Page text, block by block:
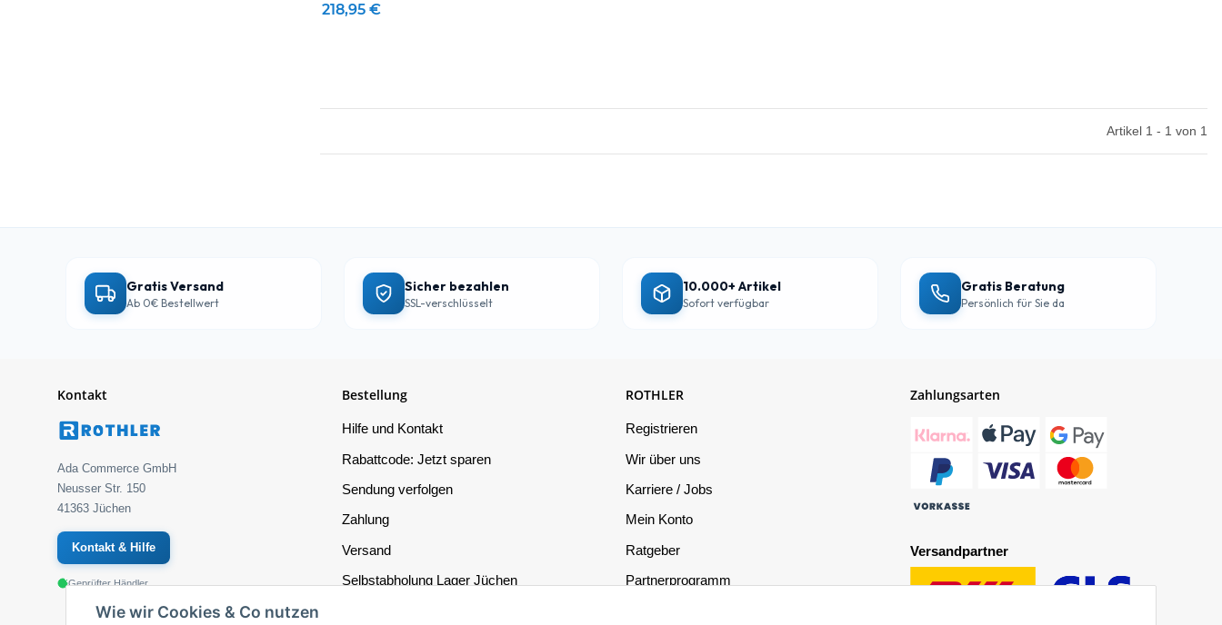
218,95 €
Artikel 1 - 1 von 1
Gratis Versand
Ab 0€ Bestellwert
Sicher bezahlen
SSL-verschlüsselt
10.000+ Artikel
Sofort verfügbar
Gratis Beratung
Persönlich für Sie da
Kontakt
Ada Commerce GmbH
Neusser Str. 150
41363 Jüchen
Kontakt & Hilfe
Geprüfter Händler
Bestellung
Hilfe und Kontakt
Rabattcode: Jetzt sparen
Sendung verfolgen
Zahlung
Versand
Selbstabholung Lager Jüchen
ROTHLER
Registrieren
Wir über uns
Karriere / Jobs
Mein Konto
Ratgeber
Partnerprogramm
Zahlungsarten
Versandpartner
Wie wir Cookies & Co nutzen